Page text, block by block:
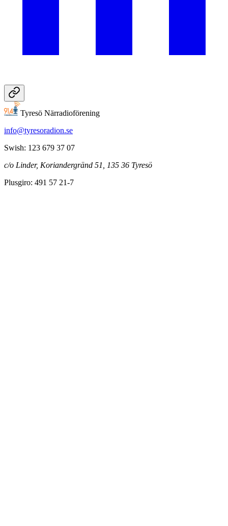
Tyresö Närradioförening
info@tyresoradion.se
Swish: 123 679 37 07
c/o Linder, Koriandergränd 51, 135 36 Tyresö
Plusgiro: 491 57 21-7